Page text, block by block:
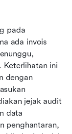
pada
ada invois
Keterlihatan ini
dengan
jejak audit
data
penghantaran,